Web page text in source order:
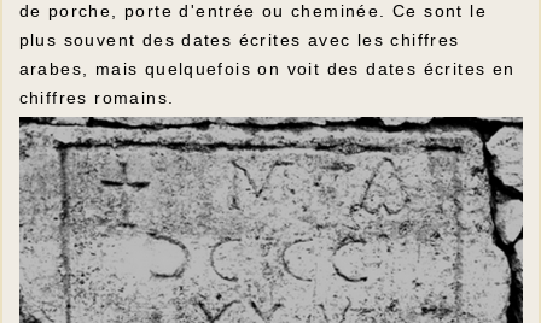
de porche, porte d'entrée ou cheminée. Ce sont le
plus souvent des dates écrites avec les chiffres
arabes, mais quelquefois on voit des dates écrites en
chiffres romains.